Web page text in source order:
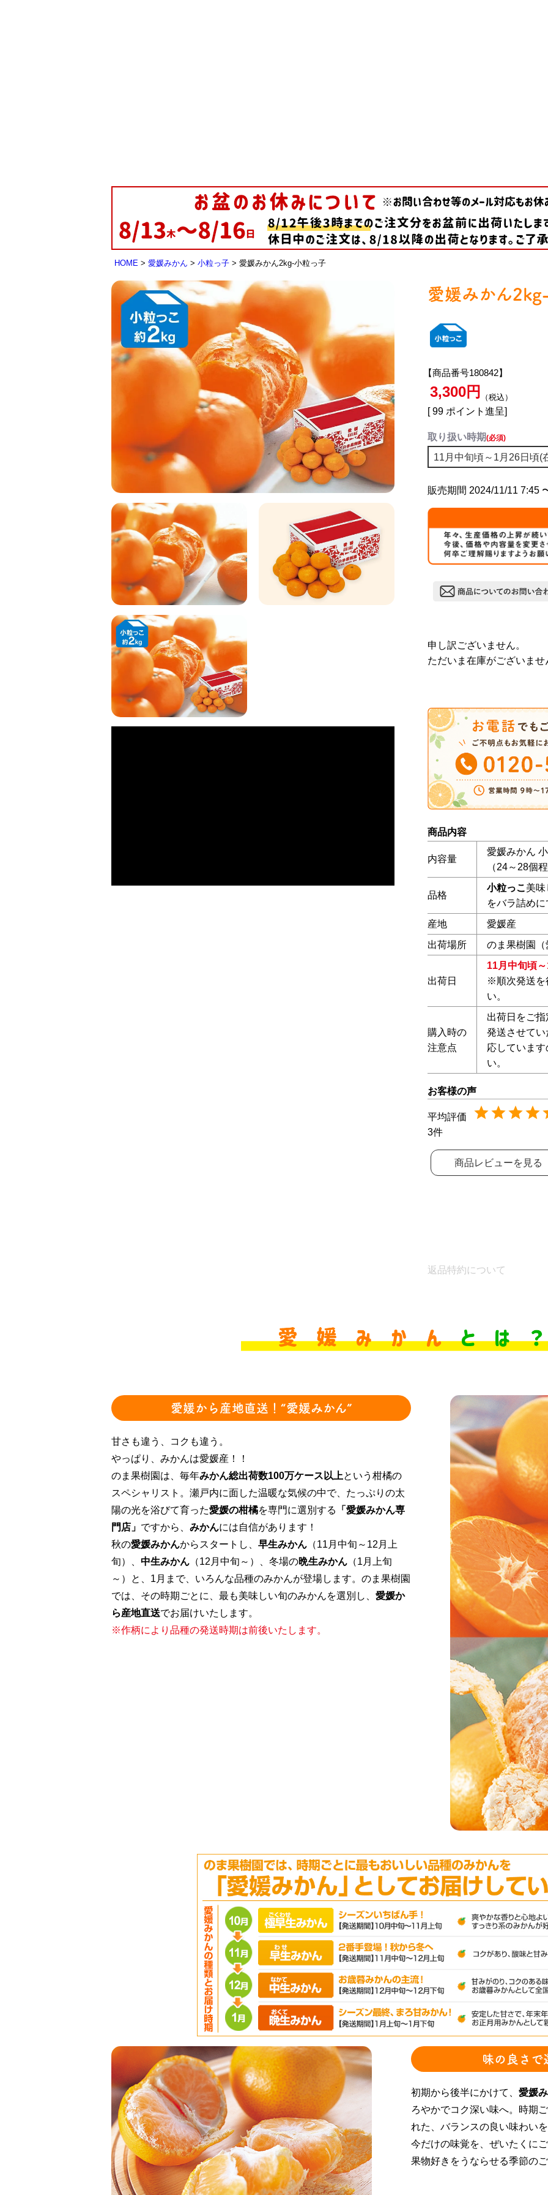
HOME 愛媛みかん 小粒っ子 愛媛みかん2kg-小粒っ子
愛媛みかん
【商品番号180842】
3,300 税込
99 ポイント進呈]
取り扱い時期(必須)
販売期間 2024/11/11 7:45
申し訳ございません。
ただいま在庫がございませ
商品内容
内容量
愛媛みかん
（24～28個
品格
小粒っこ 美
をバラ詰め
産地
愛媛産
出荷場所
のま果樹園
出荷日
11月中旬頃
※順次発送を
い。
購入時の
注意点
出荷日をご
発送させて
応していま
い。
3
商品レビューを見る
返品特約について
愛媛から産地直送！“愛媛みかん”
甘さも違う、コクも違う。
やっぱり、みかんは愛媛産！！
のま果樹園は、毎年みかん総出荷数100万ケース以上という柑橘の
スペシャリスト。瀬戸内に面した温暖な気候の中で、たっぷりの太
陽の光を浴びて育った愛媛の柑橘を専門に選別する
「愛媛みかん専
門店」 ですから、 みかんには自信があります！
秋の愛媛みかんからスタートし、 早生みかん （11月中旬～12月上
旬）、 中生みかん （12月中旬～）、冬場の晩生みかん （1月上旬
～）と、1月まで、いろんな品種のみかんが登場します。のま果樹園
では、その時期ごとに、最も美味しい旬のみかんを選別し、 愛媛か
ら産地直送でお届けいたします。
※作柄により品種の発送時期は前後いたします。
味の良さで
初期から後半にかけて、 愛媛
ろやかでコク深い味へ。時期
れた、バランスの良い味わい
今だけの味覚を、ぜいたくに
果物好きをうならせる季節の